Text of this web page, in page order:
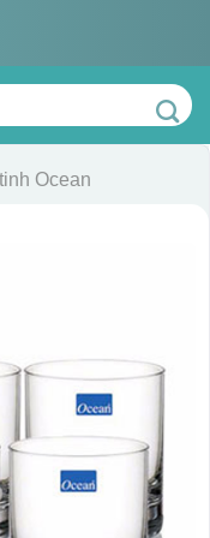
Ocean